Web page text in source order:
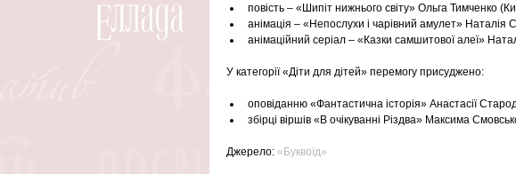
повість – «Шипіт нижнього світу» Ольга Тимченко
анімація – «Непослухи і чарівний амулет»
анімаційний серіал – «Казки самшитової алеї»
У категорії «Діти для дітей» перемогу присуджено:
оповіданню «Фантастична історія» Анастасії
збірці віршів «В очікуванні Різдва» Максима
Джерело: «Буквоїд»